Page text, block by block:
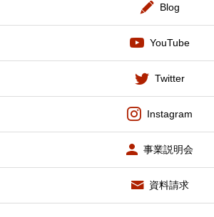
Blog
YouTube
Twitter
Instagram
事業説明会
資料請求